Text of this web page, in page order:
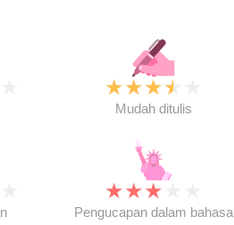
★★★★
Mudah ditulis
★★★
Pengucapan dalam bahasa